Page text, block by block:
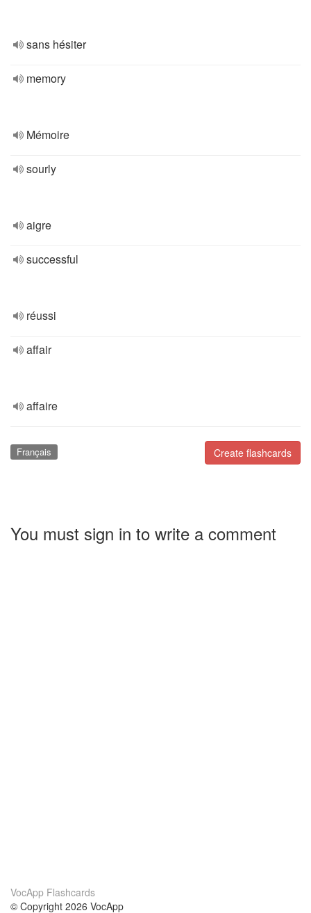
sans hésiter
memory
Mémoire
sourly
aigre
successful
réussi
affair
affaire
Create flashcards
Français
You must sign in to write a comment
VocApp Flashcards
© Copyright 2026 VocApp